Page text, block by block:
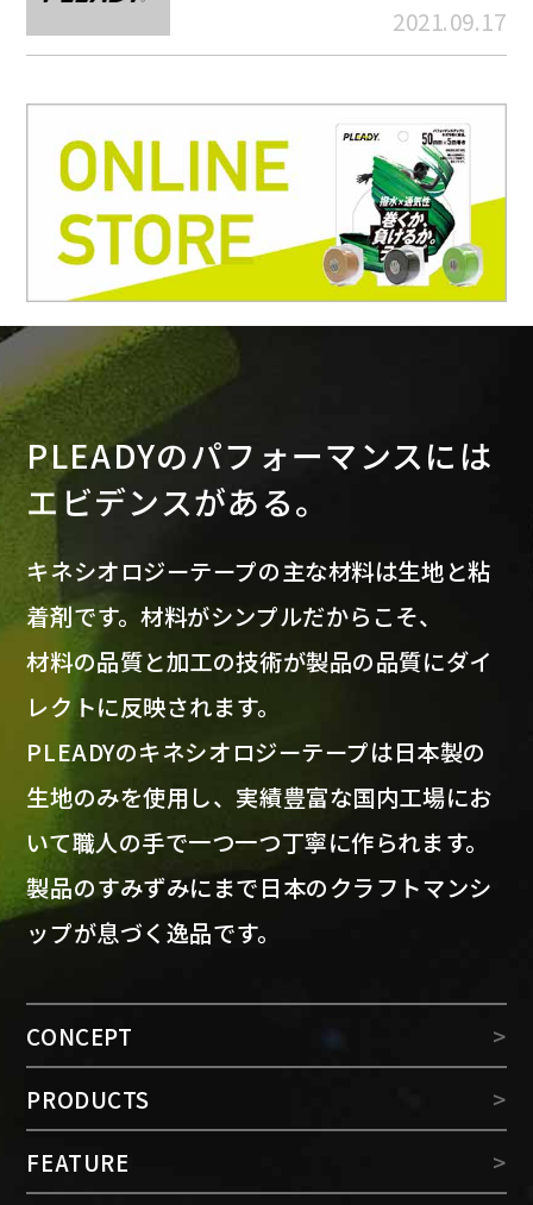
2021.09.17
PLEADYのパフォーマンスには
エビデンスがある。
キネシオロジーテープの主な材料は生地と粘
着剤です。材料がシンプルだからこそ、
材料の品質と加工の技術が製品の品質にダイ
レクトに反映されます。
PLEADYのキネシオロジーテープは日本製の
生地のみを使用し、実績豊富な国内工場にお
いて職人の手で一つ一つ丁寧に作られます。
製品のすみずみにまで日本のクラフトマンシ
ップが息づく逸品です。
CONCEPT
PRODUCTS
FEATURE